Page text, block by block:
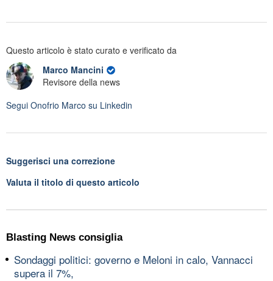
Questo articolo è stato curato e verificato da
Marco Mancini
Revisore della news
Segui Onofrio Marco su Linkedin
Suggerisci una correzione
Valuta il titolo di questo articolo
Blasting News consiglia
Sondaggi politici: governo e Meloni in calo, Vannacci
supera il 7%,